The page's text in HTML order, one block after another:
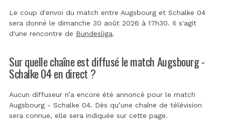
Le coup d'envoi du match entre Augsbourg et Schalke 04
sera donné le dimanche 30 août 2026 à 17h30. Il s'agit
d'une rencontre de Bundesliga.
Sur quelle chaîne est diffusé le match Augsbourg -
Schalke 04 en direct ?
Aucun diffuseur n’a encore été annoncé pour le match
Augsbourg - Schalke 04. Dès qu’une chaîne de télévision
sera connue, elle sera indiquée sur cette page.